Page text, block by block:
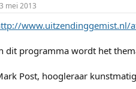
mei 2013
www.uitzendinggemist.nl/
dit programma wordt het
Post, hoogleraar